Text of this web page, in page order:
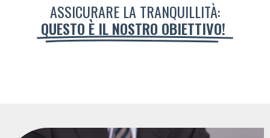
ASSICURARE LA TRANQUILLITÀ:
QUESTO È IL NOSTRO OBIETTIVO!